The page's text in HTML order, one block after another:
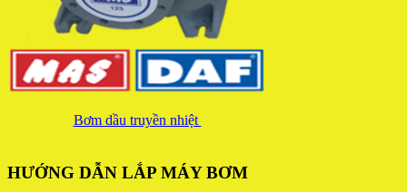
Bơm dầu truyền nhiệt
HƯỚNG DẪN LẮP MÁY BƠM